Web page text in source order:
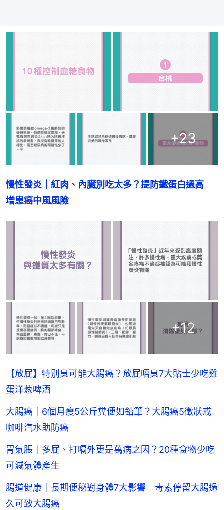
+23
慢性發炎｜紅肉、內臟別吃太多？提防鐵蛋白過高
增患癌中風風險
+12
【放屁】特別臭可能大腸癌？放屁唔臭7大貼士少吃雞
蛋洋葱啤酒
大腸癌｜6個月瘦5公斤糞便如鉛筆？大腸癌5徵狀戒
咖啡汽水助防癌
胃氣脹｜多屁、打嗝外更是萬病之因？20種食物少吃
可減氣體產生
腸道健康｜長期便秘對身體7大影響 毒素停留大腸過
久可致大腸癌